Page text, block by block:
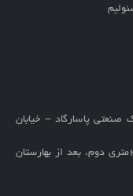
پاسارگاد – خیابان
یزد، شهرک صنعتی، بلوار کاج، ۲۴متری دوم، بعد از بهارستان